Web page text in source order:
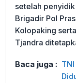
setelah
Brigadir Pol
Kolopaking
Tjandra
Baca juga :